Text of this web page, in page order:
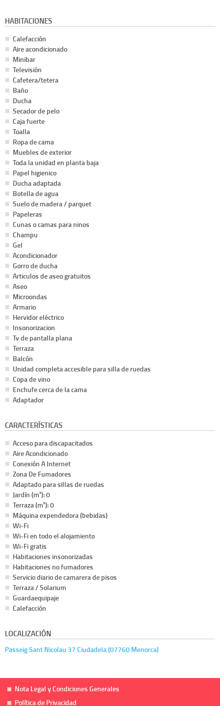
HABITACIONES
Calefacción
Aire acondicionado
Minibar
Televisión
Cafetera/tetera
Baño
Ducha
Secador de pelo
Caja fuerte
Toalla
Ropa de cama
Muebles de exterior
Toda la unidad en planta baja
Papel higienico
Ducha adaptada
Botella de agua
Suelo de madera / parquet
Papeleras
Cunas o camas para ninos
Champu
Gel
Acondicionador
Gorro de ducha
Articulos de aseo gratuitos
Aseo
Microondas
Armario
Hervidor eléctrico
Insonorizacion
Tv de pantalla plana
Terraza
Balcón
Unidad completa accesible para silla de ruedas
Copa de vino
Enchufe cerca de la cama
Adaptador
CARACTERÍSTICAS
Acceso para discapacitados
Aire Acondicionado
Conexión A Internet
Zona De Fumadores
Adaptado para sillas de ruedas
Jardín (m²): 0
Terraza (m²): 0
Máquina expendedora (bebidas)
Wi-Fi
Wi-Fi en todo el alojamiento
Wi-Fi gratis
Habitaciones insonorizadas
Habitaciones no fumadores
Servicio diario de camarera de pisos
Terraza / Solarium
Guardaequipaje
Calefacción
LOCALIZACIÓN
Passeig Sant Nicolau 37 Ciudadela (07760 Menorca)
Nota Legal y Condiciones Generales
Política de Privacidad